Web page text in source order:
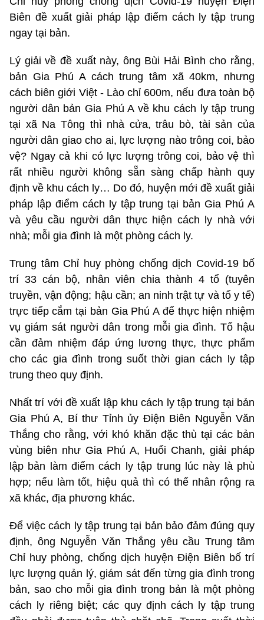
Biên đề xuất giải pháp lập điểm cách ly tập trung
ngay tại bản.
Lý giải về đề xuất này, ông Bùi Hải Bình cho rằng,
bản Gia Phú A cách trung tâm xã 40km, nhưng
cách biên giới Việt - Lào chỉ 600m, nếu đưa toàn bộ
người dân bản Gia Phú A về khu cách ly tập trung
tại xã Na Tông thì nhà cửa, trâu bò, tài sản của
người dân giao cho ai, lực lượng nào trông coi, bảo
vệ? Ngay cả khi có lực lượng trông coi, bảo vệ thì
rất nhiều người không sẵn sàng chấp hành quy
định về khu cách ly… Do đó, huyện mới đề xuất giải
pháp lập điểm cách ly tập trung tại bản Gia Phú A
và yêu cầu người dân thực hiện cách ly nhà với
nhà; mỗi gia đình là một phòng cách ly.
Trung tâm Chỉ huy phòng chống dịch Covid-19 bố
trí 33 cán bộ, nhân viên chia thành 4 tổ (tuyên
truyền, vận động; hậu cần; an ninh trật tự và tổ y tế)
trực tiếp cắm tại bản Gia Phú A để thực hiện nhiệm
vụ giám sát người dân trong mỗi gia đình. Tổ hậu
cần đảm nhiệm đáp ứng lương thực, thực phẩm
cho các gia đình trong suốt thời gian cách ly tập
trung theo quy định.
Nhất trí với đề xuất lập khu cách ly tập trung tại bản
Gia Phú A, Bí thư Tỉnh ủy Điện Biên Nguyễn Văn
Thắng cho rằng, với khó khăn đặc thù tại các bản
vùng biên như Gia Phú A, Huổi Chanh, giải pháp
lập bản làm điểm cách ly tập trung lúc này là phù
hợp; nếu làm tốt, hiệu quả thì có thể nhân rộng ra
xã khác, địa phương khác.
Để việc cách ly tập trung tại bản bảo đảm đúng quy
định, ông Nguyễn Văn Thắng yêu cầu Trung tâm
Chỉ huy phòng, chống dịch huyện Điện Biên bố trí
lực lượng quản lý, giám sát đến từng gia đình trong
bản, sao cho mỗi gia đình trong bản là một phòng
cách ly riêng biệt; các quy định cách ly tập trung